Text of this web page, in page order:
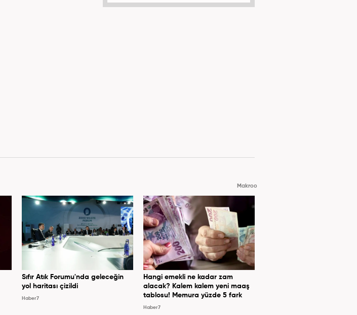
Makroo
Sıfır Atık Forumu'nda geleceğin
yol haritası çizildi
Haber7
Hangi emekli ne kadar zam
alacak? Kalem kalem yeni maaş
tablosu! Memura yüzde 5 fark
Haber7